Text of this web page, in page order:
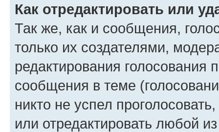
Как отредактировать или
Так же, как и сообщения,
только их создателями,
редактирования голосования
сообщения в теме
никто не успел
или отредактировать любой